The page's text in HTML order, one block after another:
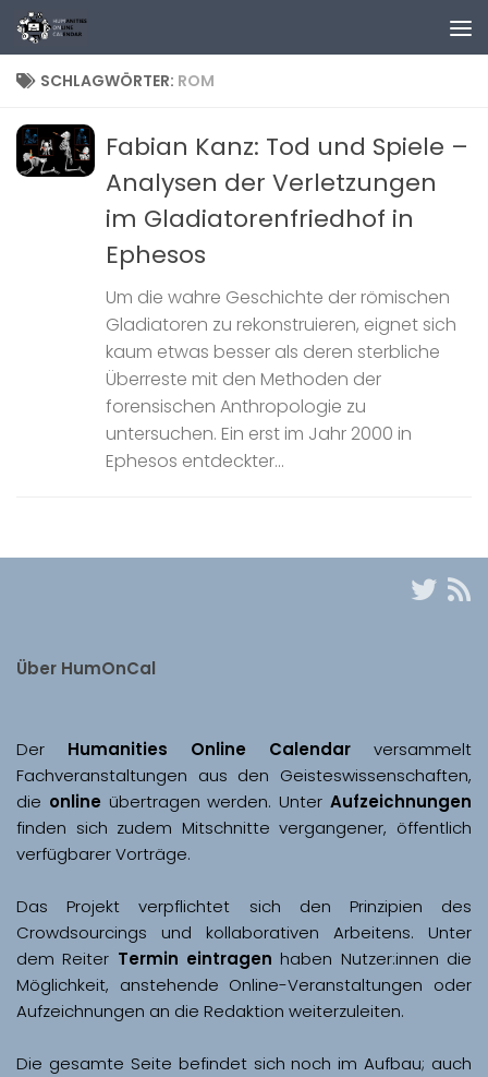
Zum Inhalt springen
SCHLAGWÖRTER: ROM
Fabian Kanz: Tod und Spiele –
Analysen der Verletzungen
im Gladiatorenfriedhof in
Ephesos
Um die wahre Geschichte der römischen
Gladiatoren zu rekonstruieren, eignet sich
kaum etwas besser als deren sterbliche
Überreste mit den Methoden der
forensischen Anthropologie zu
untersuchen. Ein erst im Jahr 2000 in
Ephesos entdeckter...
Über HumOnCal
Der Humanities Online Calendar versammelt
Fachveranstaltungen aus den Geisteswissenschaften,
die online übertragen werden. Unter Aufzeichnungen
finden sich zudem Mitschnitte vergangener, öffentlich
Das Projekt verpflichtet sich den Prinzipien des
Crowdsourcings und kollaborativen Arbeitens. Unter
dem Reiter Termin eintragen haben Nutzer:innen die
Möglichkeit, anstehende Online-Veranstaltungen oder
Aufzeichnungen an die Redaktion weiterzuleiten.
Die gesamte Seite befindet sich noch im Aufbau; auch